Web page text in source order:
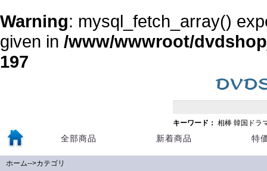
Warning: mysql_fetch_array()
given in /www/wwwroot/
197
キーワード： 相棒 韓国ドラ
全部商品 新着商品 特
ホーム-->カテゴリ